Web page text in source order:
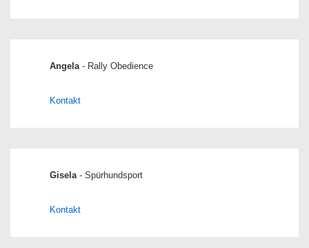
Angela- Rally Obedience
Kontakt
Gisela- Spürhundsport
Kontakt